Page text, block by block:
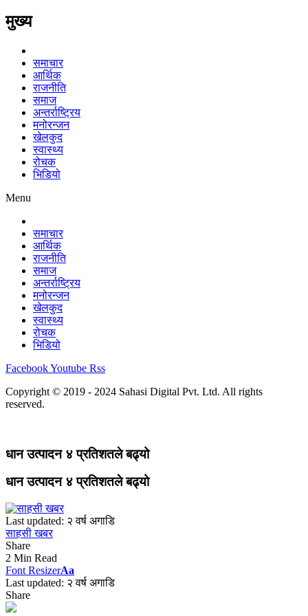
मुख्य
समाचार
आर्थिक
राजनीति
समाज
अन्तर्राष्ट्रिय
मनोरन्जन
खेलकुद
स्वास्थ्य
रोचक
भिडियो
Menu
समाचार
आर्थिक
राजनीति
समाज
अन्तर्राष्ट्रिय
मनोरन्जन
खेलकुद
स्वास्थ्य
रोचक
भिडियो
FacebookYoutube Rss
Copyright © 2019 - 2024 Sahasi Digital Pvt. Ltd. All rights
reserved.
धान उत्पादन ४ प्रतिशतले बढ्यो
धान उत्पादन ४ प्रतिशतले बढ्यो
Last updated: २ वर्ष अगाडि
साहसी खबर
Share
2 Min Read
Font ResizerAa
Last updated: २ वर्ष अगाडि
Share